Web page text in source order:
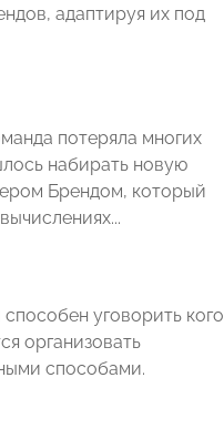
адаптируя их под
потеряла многих
набирать новую
Брендом, который
уговорить кого
организовать
способами.